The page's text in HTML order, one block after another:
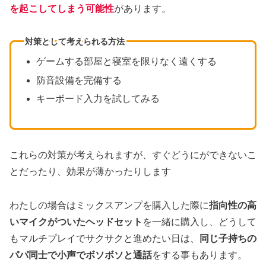
を起こしてしまう可能性があります。
対策として考えられる方法
ゲームする部屋と寝室を限りなく遠くする
防音設備を完備する
キーボード入力を試してみる
これらの対策が考えられますが、すぐどうにができないこ
とだったり、効果が薄かったりします
わたしの場合はミックスアンプを購入した際に指向性の高
いマイクがついたヘッドセット を一緒に購入し、どうして
もマルチプレイでサクサクと進めたい日は、
同じ子持ちの
パパ同士で小声でボソボソと通話をする事もあります。